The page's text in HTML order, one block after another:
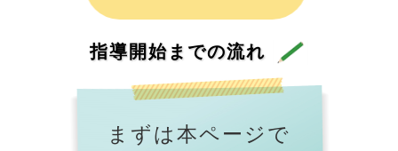
指導開始までの流れ
まずは本ページで